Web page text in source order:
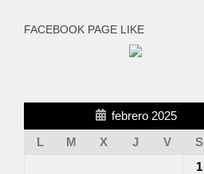
FACEBOOK PAGE LIKE
febrero 2025
L
M X J V S
1